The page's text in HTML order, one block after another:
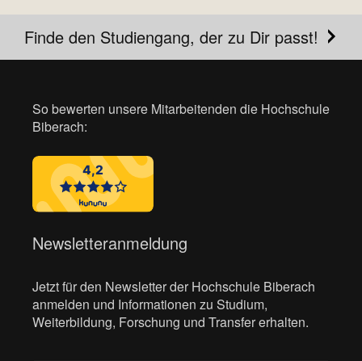
Finde den Studiengang, der zu Dir passt!
So bewerten unsere Mitarbeitenden die Hochschule
Biberach:
Newsletteranmeldung
Jetzt für den Newsletter der Hochschule Biberach
anmelden und Informationen zu Studium,
Weiterbildung, Forschung und Transfer erhalten.